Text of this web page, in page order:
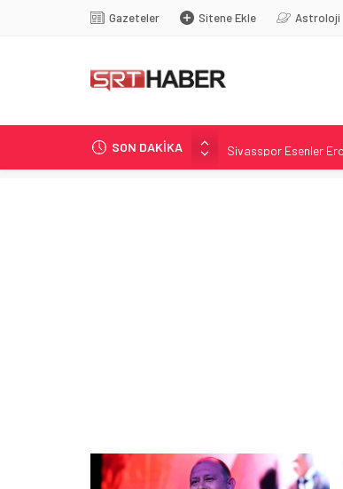
Gazeteler Sitene Ekle Astroloji
SON DAKİKA
Sivasspor Esenler
Çerçeve Yasa: